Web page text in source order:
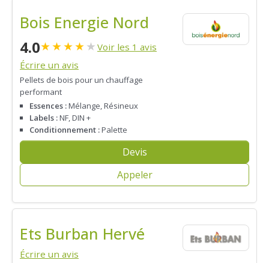
Bois Energie Nord
4.0★★★★★ Voir les 1 avis
Écrire un avis
Pellets de bois pour un chauffage
performant
Essences :Mélange, Résineux
Labels :NF, DIN +
Conditionnement :Palette
Devis
Appeler
Ets Burban Hervé
Écrire un avis